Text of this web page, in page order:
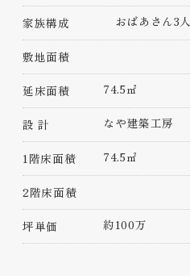
家族構成 おばあさん3人
敷地面積
延床面積 74.5㎡
設 計 なや建築工房
1階床面積 74.5㎡
2階床面積
坪単価 約100万